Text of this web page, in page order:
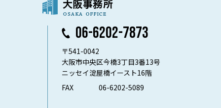
06-6202-7873
〒541-0042
大阪市中央区今橋3丁目3番13号
ニッセイ淀屋橋イースト16階
FAX
06-6202-5089